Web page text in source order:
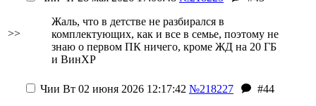
>>
Жаль, что в детстве не разбирался в
комплектующих, как и все в семье, поэтому не
знаю о первом ПК ничего, кроме ЖД на 20 ГБ
и ВинХР
Чии Вт 02 июня 2026 12:17:42 №218227
#44